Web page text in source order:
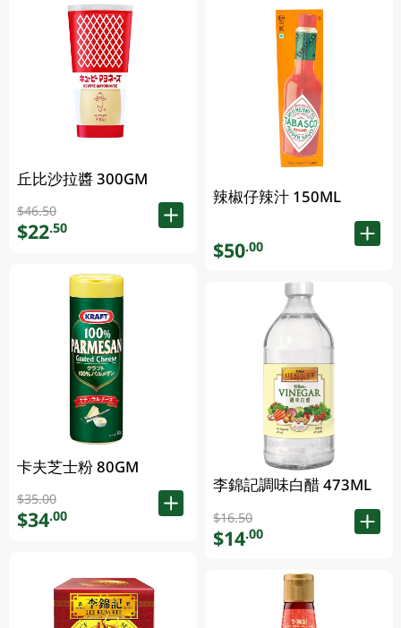
丘比沙拉醬 300GM
$46.50
$22.50
卡夫芝士粉 80GM
$35.00
$34.00
辣椒仔辣汁 150ML
$50.00
李錦記調味白醋 473ML
$16.50
$14.00